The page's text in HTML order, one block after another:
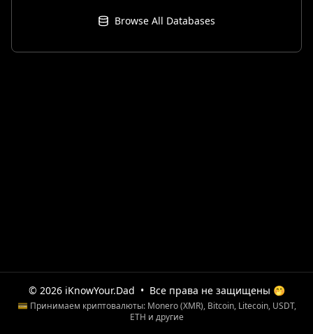
Browse All Databases
© 2026 iKnowYour.Dad • Все права не защищены 🤭
💳 Принимаем криптовалюты: Monero (XMR), Bitcoin, Litecoin, USDT,
ETH и другие